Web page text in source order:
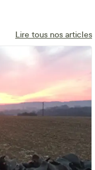
Lire tous nos articles